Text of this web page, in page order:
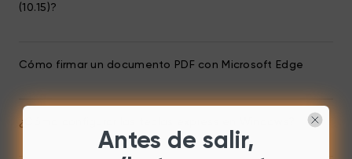
(10.15)?
Cómo firmar un documento PDF con Microsoft Edge
¿Cómo configurar las teclas express en Windows?
Antes de salir,